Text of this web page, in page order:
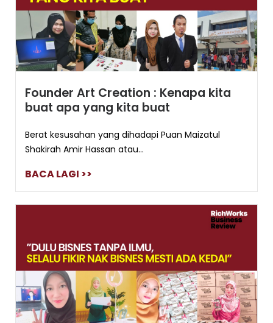
Founder Art Creation : Kenapa kita
buat apa yang kita buat
Berat kesusahan yang dihadapi Puan Maizatul
Shakirah Amir Hassan atau...
BACA LAGI >>